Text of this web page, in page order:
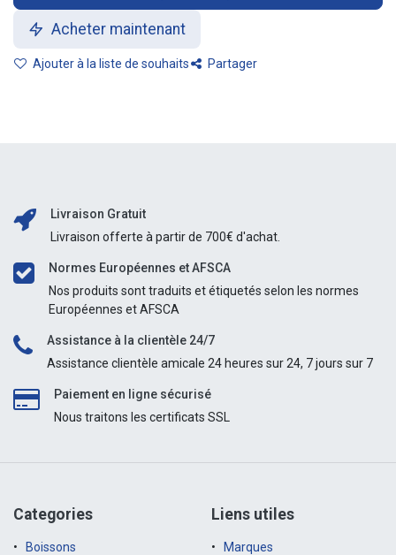
Acheter maintenant
Ajouter à la liste de souhaits Partager
Livraison Gratuit
Livraison offerte à partir de 700€ d'achat.
Normes Européennes et AFSCA
Nos produits sont traduits et étiquetés selon les normes
Européennes et AFSCA
Assistance à la clientèle 24/7
Assistance clientèle amicale 24 heures sur 24, 7 jours sur 7
Paiement en ligne sécurisé
Nous traitons les certificats SSL
Categories
Boissons
Liens utiles
Marques